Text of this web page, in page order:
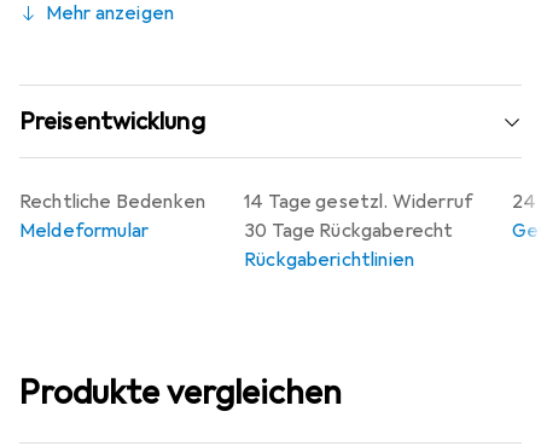
Mehr anzeigen
Preisentwicklung
14 Tage gesetzl. Widerruf
30 Tage Rückgaberecht
Rückgaberichtlinien
24
Rechtliche Bedenken
Meldeformular
Produkte vergleichen